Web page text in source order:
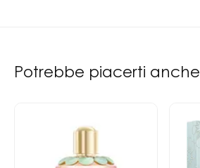
Potrebbe piacerti anche